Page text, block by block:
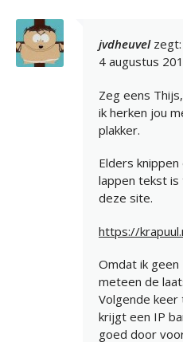
jvdheuvel zegt:
4 augustus
Zeg eens
ik herken jou
plakker.
Elders knippen
lappen tekst is
deze site.
https://
Omdat ik geen
meteen de
Volgende
krijgt een IP
goed door